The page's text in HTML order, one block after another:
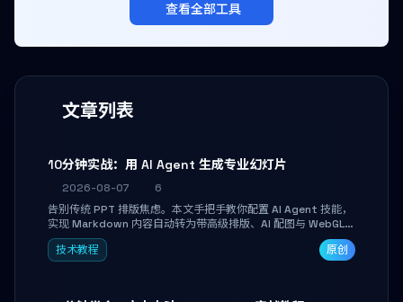
文章列表
10分钟实战：用 AI Agent 生成专业幻灯片
2026-08-07
6
告别传统 PPT 排版焦虑。本文手把手教你配置 AI Agent 技能，
实现 Markdown 内容自动转为带高级排版、AI 配图与 WebGL
运行时的 HTML 幻灯片。只需专注内容，10 分钟即可产出可投
屏的专业级演示文稿。
技术教程 原创
查看全部工具